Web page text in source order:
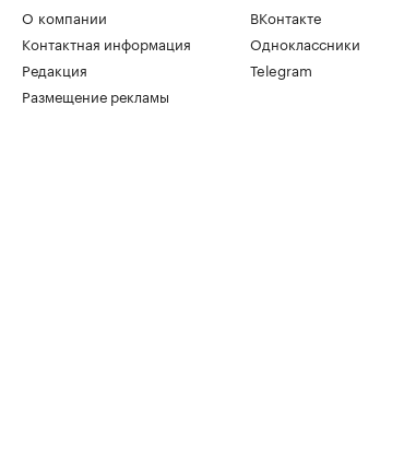
О компании
Контактная информация
Редакция
Размещение рекламы
ВКонтакте
Одноклассники
Telegram